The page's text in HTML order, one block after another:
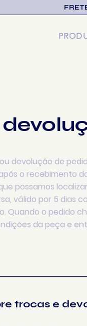
devolução de
o recebimento
possamos
válido por 5 dias
Quando o pedido
da peça e
trocas e